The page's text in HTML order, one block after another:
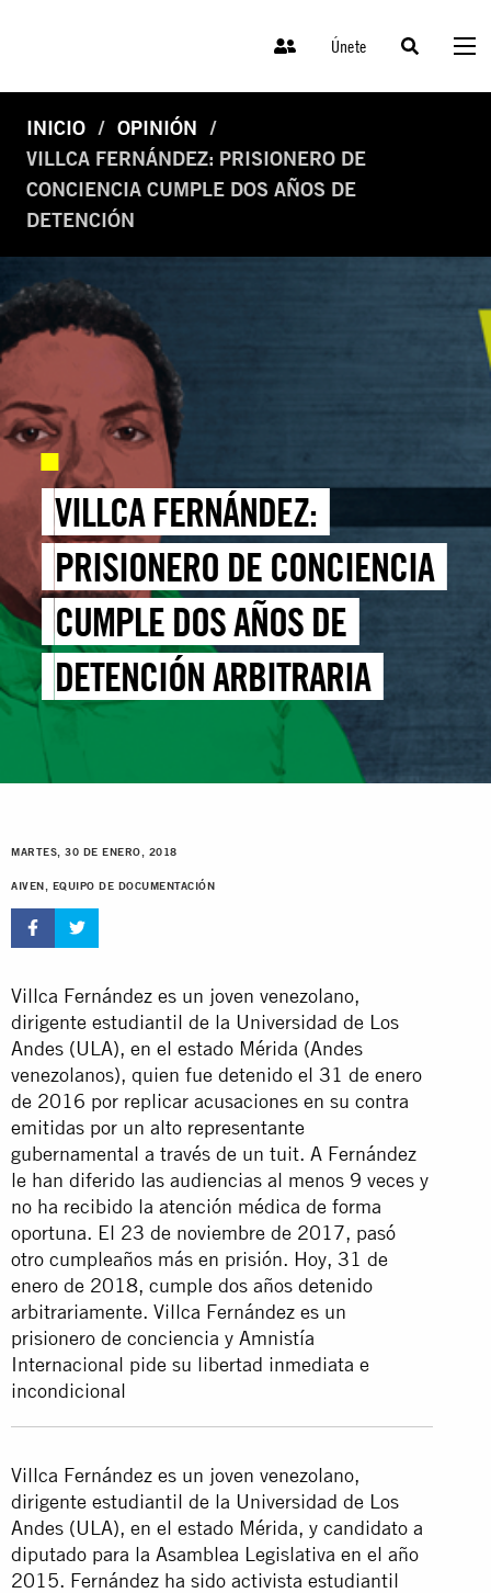
Únete
INICIO
OPINIÓN
VILLCA FERNÁNDEZ: PRISIONERO DE
CONCIENCIA CUMPLE DOS AÑOS DE
DETENCIÓN
VILLCA FERNÁNDEZ:
PRISIONERO DE CONCIENCIA
CUMPLE DOS AÑOS DE
DETENCIÓN ARBITRARIA
MARTES, 30 DE ENERO, 2018
AIVEN, EQUIPO DE DOCUMENTACIÓN
Villca Fernández es un joven venezolano,
dirigente estudiantil de la Universidad de Los
Andes (ULA), en el estado Mérida (Andes
venezolanos), quien fue detenido el 31 de enero
de 2016 por replicar acusaciones en su contra
emitidas por un alto representante
gubernamental a través de un tuit. A Fernández
le han diferido las audiencias al menos 9 veces y
no ha recibido la atención médica de forma
oportuna. El 23 de noviembre de 2017, pasó
otro cumpleaños más en prisión. Hoy, 31 de
enero de 2018, cumple dos años detenido
arbitrariamente. Villca Fernández es un
prisionero de conciencia y Amnistía
Internacional pide su libertad inmediata e
incondicional
Villca Fernández es un joven venezolano,
dirigente estudiantil de la Universidad de Los
Andes (ULA), en el estado Mérida, y candidato a
diputado para la Asamblea Legislativa en el año
2015. Fernández ha sido activista estudiantil